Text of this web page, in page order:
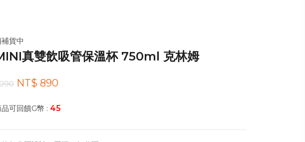
貨中
真雙飲吸管保溫杯 750ml 克林姆
NT$ 890
可回饋G幣 : 45